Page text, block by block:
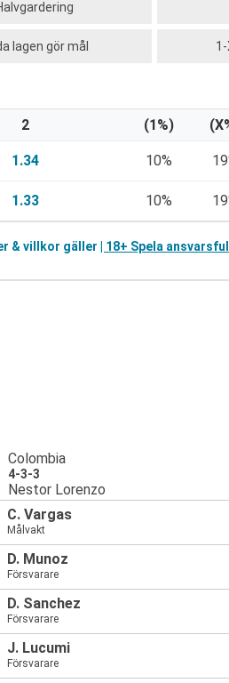
lagen gör mål
2 (1%)
1.34 10%
1.33 10%
& villkor gäller | 18+ Spela
Colombia
4-3-3
Nestor Lorenzo
C. Vargas
Målvakt
D. Munoz
Försvarare
D. Sanchez
Försvarare
J. Lucumi
Försvarare